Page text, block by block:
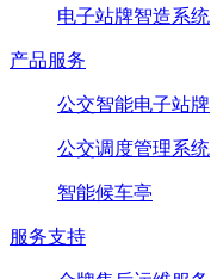
电子站牌智造系统
产品服务
公交智能电子站牌
公交调度管理系统
智能候车亭
服务支持